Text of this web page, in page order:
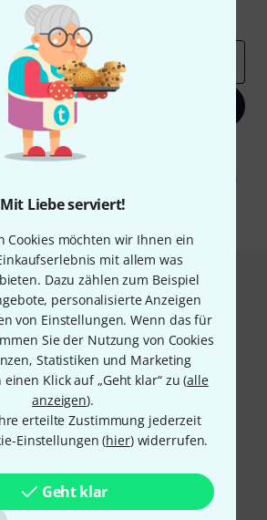
Mit Liebe serviert!
Cookies möchten wir Ihnen ein
mit allem was
Dazu zählen zum Beispiel
personalisierte Anzeigen
von Einstellungen. Wenn das für
Sie der Nutzung von Cookies
Statistiken und Marketing
Klick auf „Geht klar“ zu (alle
anzeigen).
erteilte Zustimmung jederzeit
Einstellungen (hier) widerrufen.
Geht klar
Deals
Jetzt anmelden
stimmen Sie dem Erhalt von E-Mail-
des E-Mail-Nutzungsverhaltens zu. Die
möglich. Weitere Informationen finden Sie in
& bezahlen
und sicher per Nachnahme,
Pay,Klarna Sofort bezahlen
oder Kreditkarte.
Garantie